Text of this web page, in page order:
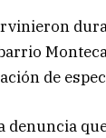
de
denuncia